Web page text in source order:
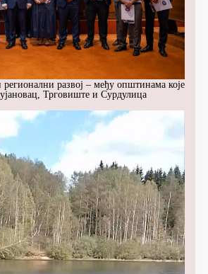
развој – међу општинама које
Трговиште и Сурдулица